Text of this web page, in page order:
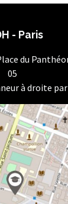
- Paris
du
05
à droite